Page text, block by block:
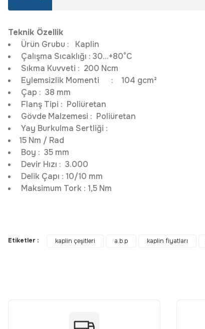
Teknik Özellik
Ürün Grubu :
Kaplin
Çalışma Sıcaklığı : 30...+80°C
Sıkma Kuvveti : 200 Ncm
Eylemsizlik Momenti
:
104 gcm²
Çap : 38 mm
Flanş Tipi : Poliüretan
Gövde Malzemesi : Poliüretan
Yay Burkulma Sertliği :
15 Nm / Rad
Boy : 35 mm
Devir Hızı : 3.000
Delik Çapı : 10/10 mm
Maksimum Tork : 1,5 Nm
Bu ürüne benzer farklı alternatifler olmalı.
Etiketler : kaplin çeşitleri a.b.p kaplin fiyatları